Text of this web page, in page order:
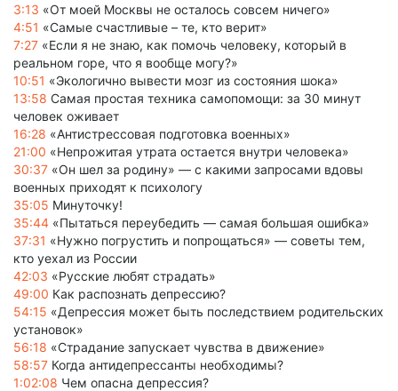
3:13 «От моей Москвы не осталось совсем ничего»
4:51 «Самые счастливые – те, кто верит»
7:27 «Если я не знаю, как помочь человеку, который в
реальном горе, что я вообще могу?»
10:51 «Экологично вывести мозг из состояния шока»
13:58 Самая простая техника самопомощи: за 30 минут
человек оживает
16:28 «Антистрессовая подготовка военных»
21:00 «Непрожитая утрата остается внутри человека»
30:37 «Он шел за родину» — с какими запросами вдовы
военных приходят к психологу
35:05 Минуточку!
35:44 «Пытаться переубедить — самая большая ошибка»
37:31 «Нужно погрустить и попрощаться» — советы тем,
кто уехал из России
42:03 «Русские любят страдать»
49:00 Как распознать депрессию?
54:15 «Депрессия может быть последствием родительских
установок»
56:18 «Страдание запускает чувства в движение»
58:57 Когда антидепрессанты необходимы?
1:02:08 Чем опасна депрессия?